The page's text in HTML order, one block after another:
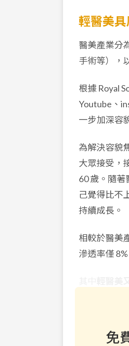
輕醫美
醫美產業分
手術等），
根據 Royal
Youtube、
一步加深容
為解決容貌
大眾接受，
60 歲。隨
己覺得比不
持續成長。
相較於醫美
滲透率僅
免